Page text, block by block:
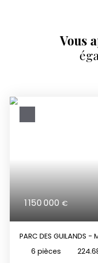
Vous
1 150 000 €
PARC DES GUILANDS -
ET GARAGE
6 pièces